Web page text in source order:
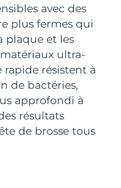
avec des
plus fermes qui
plaque et les
ultra-
rapide résistent à
de bactéries,
approfondi à
résultats
de brosse tous